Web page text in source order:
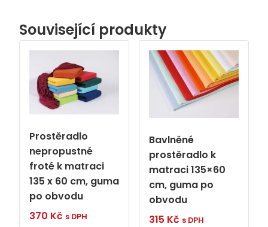
Související produkty
Prostěradlo
nepropustné
froté k matraci
135 x 60 cm, guma
po obvodu
370 Kč s DPH
Bavlněné
prostěradlo k
matraci 135×60
cm, guma po
obvodu
315 Kč s DPH